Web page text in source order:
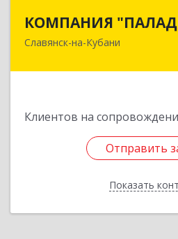
КОМПАНИЯ
Славянск-на-Кубани
Клиентов на
Отправить
Показать
353560, Краснодарский
Отправить
Назад